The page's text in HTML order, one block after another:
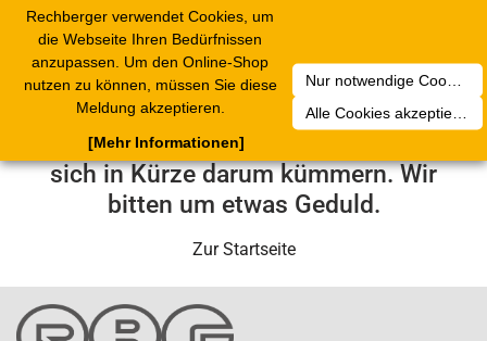
Rechberger verwendet Cookies, um
die Webseite Ihren Bedürfnissen
anzupassen. Um den Online-Shop
nutzen zu können, müssen Sie diese
Meldung akzeptieren.
Nur notwendige Cookies akzeptieren
Alle Cookies akzeptieren
[Mehr Informationen]
Leider ist ein technischer Fehler
aufgetreten. Unser Service-Team wird
sich in Kürze darum kümmern. Wir
bitten um etwas Geduld.
Zur Startseite